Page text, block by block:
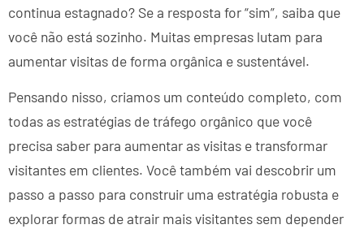
continua estagnado? Se a resposta for “sim”, saiba que
você não está sozinho. Muitas empresas lutam para
aumentar visitas de forma orgânica e sustentável.
Pensando nisso, criamos um conteúdo completo, com
todas as estratégias de tráfego orgânico que você
precisa saber para aumentar as visitas e transformar
visitantes em clientes. Você também vai descobrir um
passo a passo para construir uma estratégia robusta e
explorar formas de atrair mais visitantes sem depender